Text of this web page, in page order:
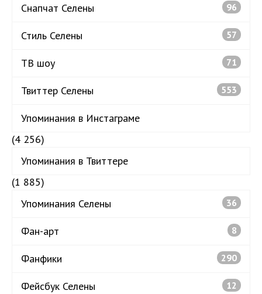
Снапчат Селены 96
Стиль Селены 57
ТВ шоу 71
Твиттер Селены 553
Упоминания в Инстаграме
(4 256)
Упоминания в Твиттере
(1 885)
Упоминания Селены
36
Фан-арт 8
Фанфики 290
Фейсбук Селены 12